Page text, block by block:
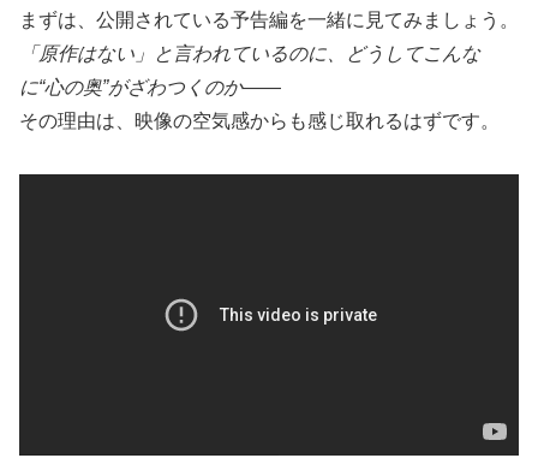
まずは、公開されている予告編を一緒に見てみましょう。
「原作はない」と言われているのに、どうしてこんな
に“心の奥”がざわつくのか——
その理由は、映像の空気感からも感じ取れるはずです。